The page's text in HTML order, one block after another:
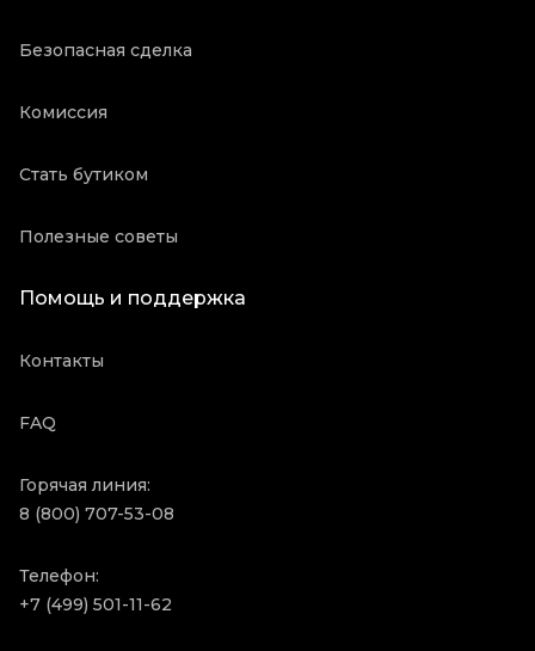
Безопасная сделка
Комиссия
Стать бутиком
Полезные советы
Помощь и поддержка
Контакты
FAQ
Горячая линия:
8 (800) 707-53-08
Телефон:
+7 (499) 501-11-62